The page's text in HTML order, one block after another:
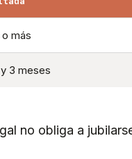
más
3 meses
no obliga a